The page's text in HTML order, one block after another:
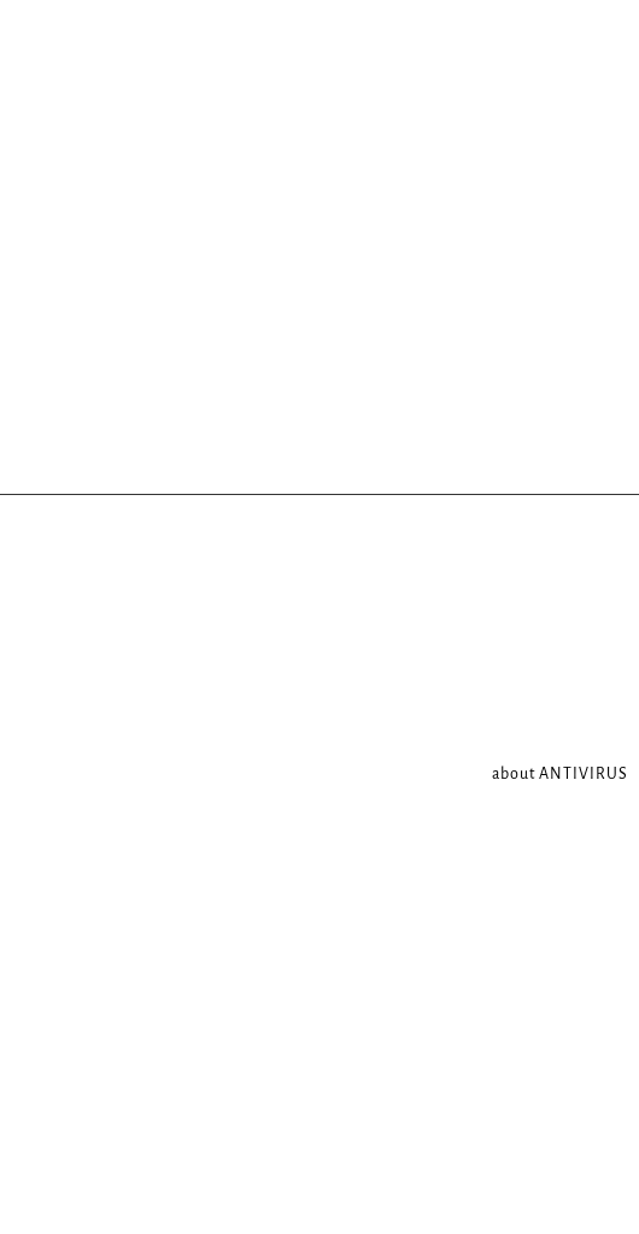
about ANTIVIRUS